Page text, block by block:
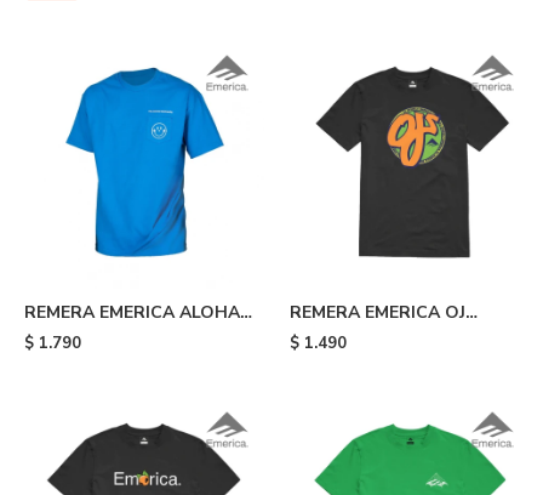
REMERA EMERICA ALOHA
POCKET TEE - Blue
$ 1.790
REMERA EMERICA OJ
CIRCLE - Black
$ 1.490